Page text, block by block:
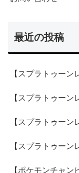
最近の投稿
【スプラトゥー
【スプラトゥー
【スプラトゥーン
【スプラトゥー
【ポケモンチャ